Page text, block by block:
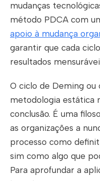
mudanças
método PDCA com
apoio à mudança
garantir que cada
resultados
O ciclo de Deming ou
metodologia estática
conclusão. É uma
as organizações a
processo como
sim como algo que
Para aprofundar a